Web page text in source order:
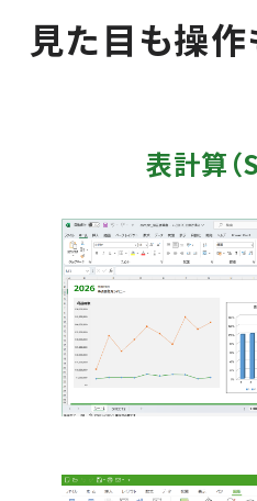
見た目も操作
表計算（